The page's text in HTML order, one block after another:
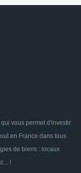
vous permet d'investir
en France dans tous
de biens : locaux
!